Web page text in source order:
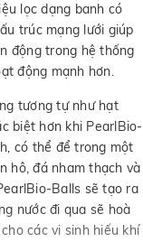
lọc dạng banh có
trúc mạng lưới giúp
động trong hệ thống
động mạnh hơn.
tương tự như hạt
biệt hơn khi PearlBio-
có thể để trong một
hô, đá nham thạch và
Balls sẽ tạo ra
nước đi qua sẽ hoà
các vi sinh hiếu khí